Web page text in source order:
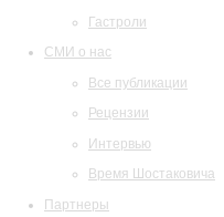
Гастроли
СМИ о нас
Все публикации
Рецензии
Интервью
Время Шостаковича
Партнеры